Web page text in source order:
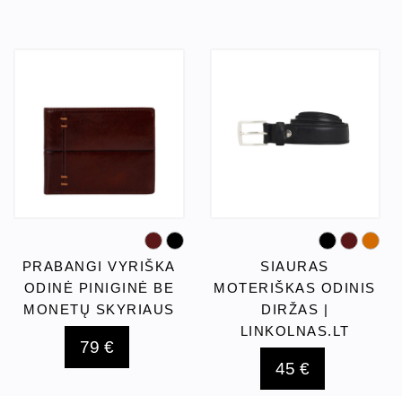
PRABANGI VYRIŠKA
ODINĖ PINIGINĖ BE
MONETŲ SKYRIAUS
79 €
SIAURAS
MOTERIŠKAS ODINIS
DIRŽAS |
LINKOLNAS.LT
45 €